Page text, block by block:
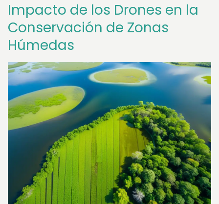
Impacto de los Drones en la
Conservación de Zonas
Húmedas